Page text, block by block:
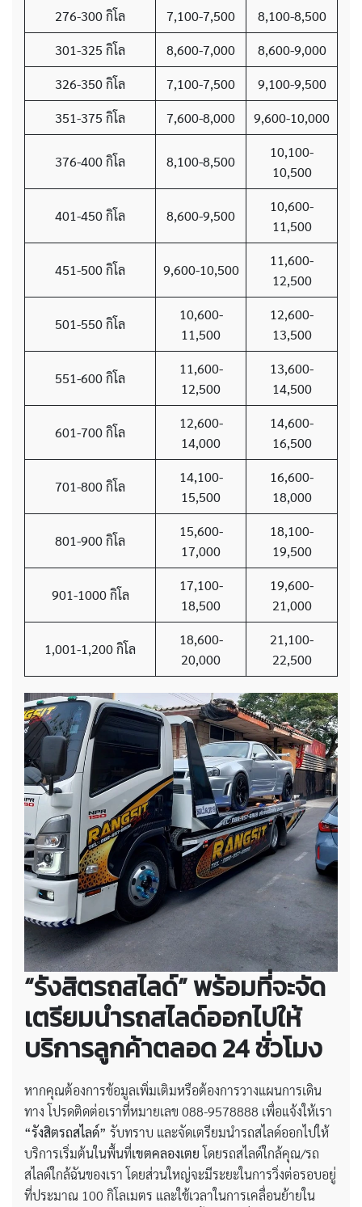
276-300 กิโล 7,100-7,500
8,100-8,500
301-325 กิโล
8,600-7,000
8,600-9,000
326-350 กิโล
7,100-7,500
9,100-9,500
351-375 กิโล
7,600-8,000 9,600-10,000
376-400 กิโล 8,100-8,500
10,100-
10,500
401-450 กิโล 8,600-9,500
10,600-
11,500
451-500 กิโล 9,600-10,500
11,600-
12,500
501-550 กิโล
10,600-
11,500
12,600-
13,500
551-600 กิโล
11,600-
12,500
13,600-
14,500
601-700 กิโล
12,600-
14,000
14,600-
16,500
701-800 กิโล
14,100-
15,500
16,600-
18,000
801-900 กิโล
15,600-
17,000
18,100-
19,500
901-1000 กิโล
17,100-
18,500
19,600-
21,000
1,001-1,200 กิโล
18,600-
20,000
21,100-
22,500
“รังสิตรถสไลด์” พร้อมที่จะจัด
เตรียมนำรถสไลด์ออกไปให้
บริการลูกค้าตลอด 24 ชั่วโมง
หากคุณต้องการข้อมูลเพิ่มเติมหรือต้องการวางแผนการเดิน
ทาง โปรดติดต่อเราที่หมายเลข 088-9578888 เพื่อแจ้งให้เรา
“รังสิตรถสไลด์” รับทราบ และจัดเตรียมนำรถสไลด์ออกไปให้
บริการเริ่มต้นในพื้นที่เขตคลองเตย โดยรถสไลด์ใกล้คุณ/รถ
สไลด์ใกล้ฉันของเรา โดยส่วนใหญ่จะมีระยะในการวิ่งต่อรอบอยู่
ที่ประมาณ 100 กิโลเมตร และใช้เวลาในการเคลื่อนย้ายใน